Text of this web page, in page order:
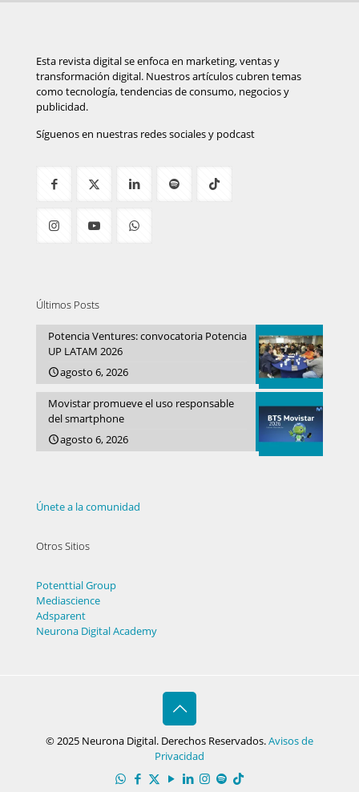
Esta revista digital se enfoca en marketing, ventas y
transformación digital. Nuestros artículos cubren temas
como tecnología, tendencias de consumo, negocios y
publicidad.
Síguenos en nuestras redes sociales y podcast
Últimos Posts
Potencia Ventures: convocatoria Potencia
UP LATAM 2026
agosto 6, 2026
Movistar promueve el uso responsable
del smartphone
agosto 6, 2026
Únete a la comunidad
Otros Sitios
Potenttial Group
Mediascience
Adsparent
Neurona Digital Academy
© 2025 Neurona Digital. Derechos Reservados.Avisos de
Privacidad